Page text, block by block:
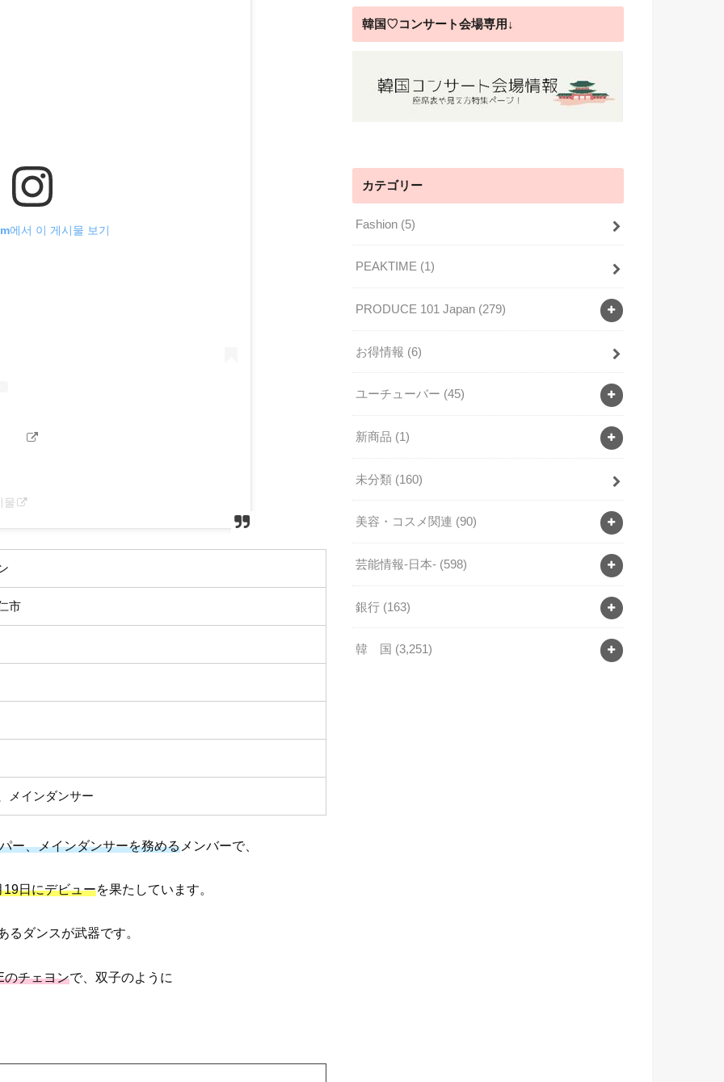
에서 이 게시물 보기
물
市
メインダンサー
ー、メインダンサーを務める メンバーで、
日にデビューを果たしています。
ダンスが武器です。
のチェヨンで、双子のように
韓国♡コンサート会場専用↓
カテゴリー
Fashion (5)
PEAKTIME (1)
PRODUCE 101 Japan (279)
お得情報 (6)
ユーチューバー (45)
新商品 (1)
未分類 (160)
美容・コスメ関連 (90)
芸能情報-日本- (598)
銀行 (163)
韓 国 (3,251)